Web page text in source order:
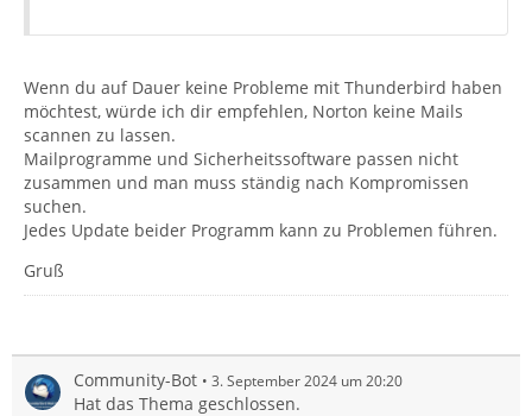
Wenn du auf Dauer keine Probleme mit Thunderbird haben
möchtest, würde ich dir empfehlen, Norton keine Mails
scannen zu lassen.
Mailprogramme und Sicherheitssoftware passen nicht
zusammen und man muss ständig nach Kompromissen
suchen.
Jedes Update beider Programm kann zu Problemen führen.
Gruß
Community-Bot 3. September 2024 um 20:20
Hat das Thema geschlossen.